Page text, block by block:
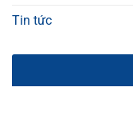
Tin tức